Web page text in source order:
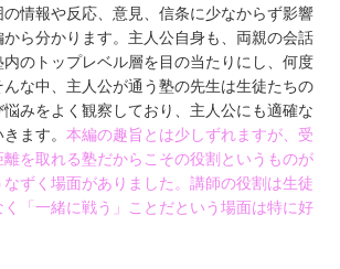
情報や反応、意見、信条に少なからず影響
ら分かります。主人公自身も、両親の会話
のトップレベル層を目の当たりにし、何度
な中、主人公が通う塾の先生は生徒たちの
みをよく観察しており、主人公にも適確な
ます。 本編の趣旨とは少しずれますが、受
を取れる塾だからこその役割というものが
ずく場面がありました。講師の役割は生徒
「一緒に戦う」ことだという場面は特に好